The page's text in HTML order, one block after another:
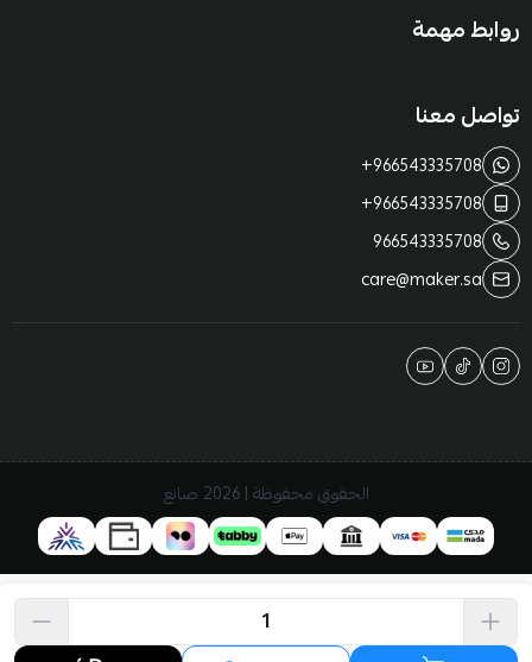
روابط مهمة
تواصل معنا
+966543335708
+966543335708
966543335708
care@maker.sa
الحقوق محفوظة | 2026 صانع